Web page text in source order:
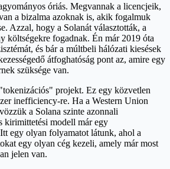
óriás. Megvannak a licencjeik,
a bizalma azoknak is, akik fogalmuk
Azzal, hogy a Solanát választották, a
költségekre fogadnak. Én már 2019 óta
és bár a múltbeli hálózati kiesések
átfoghatóság pont az, amire egy
szüksége van.
projekt. Ez egy közvetlen
inefficiency-re. Ha a Western Union
a Solana szinte azonnali
kirimittetési modell már egy
egy olyan folyamatot látunk, ahol a
egy olyan cég kezeli, amely már most
jelen van.